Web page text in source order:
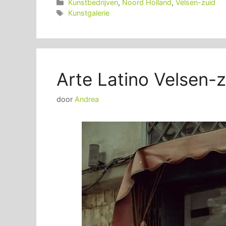
Categorieën
Kunstbedrijven, Noord Holland,Velsen-zuid
Tags
Kunstgalerie
Arte Latino Velsen-
door Andrea